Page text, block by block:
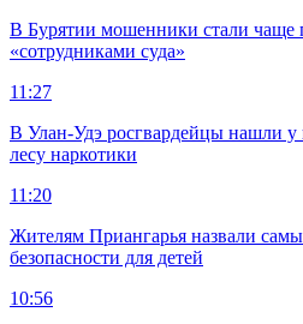
В Бурятии мошенники стали чаще
«сотрудниками суда»
11:27
В Улан-Удэ росгвардейцы нашли у
лесу наркотики
11:20
Жителям Приангарья назвали
безопасности для детей
10:56